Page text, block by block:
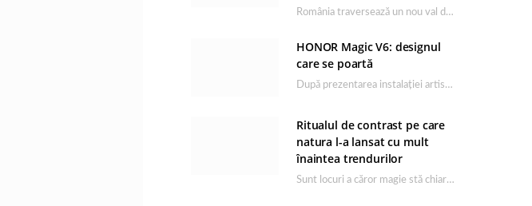
România traversează un nou val de căldură, iar rutina de îngrijire capătă un rol esențial…
HONOR Magic V6: designul
care se poartă
După prezentarea instalației artistice semnată de Catrinel Săbăciag în cadrul evenimentului de lansare HONOR Magic…
Ritualul de contrast pe care
natura l-a lansat cu mult
înaintea trendurilor
Sunt locuri a căror magie stă chiar în firea lor naturală, iar Lacul Ursu din…